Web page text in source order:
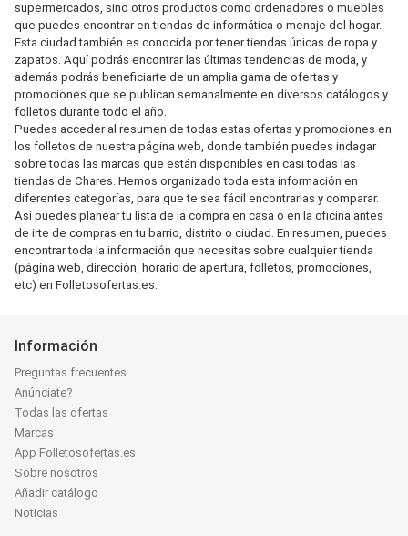
supermercados, sino otros productos como ordenadores o muebles
que puedes encontrar en tiendas de informática o menaje del hogar.
Esta ciudad también es conocida por tener tiendas únicas de ropa y
zapatos. Aquí podrás encontrar las últimas tendencias de moda, y
además podrás beneficiarte de un amplia gama de ofertas y
promociones que se publican semanalmente en diversos catálogos y
folletos durante todo el año.
Puedes acceder al resumen de todas estas ofertas y promociones en
los folletos de nuestra página web, donde también puedes indagar
sobre todas las marcas que están disponibles en casi todas las
tiendas de Chares. Hemos organizado toda esta información en
diferentes categorías, para que te sea fácil encontrarlas y comparar.
Así puedes planear tu lista de la compra en casa o en la oficina antes
de irte de compras en tu barrio, distrito o ciudad. En resumen, puedes
encontrar toda la información que necesitas sobre cualquier tienda
(página web, dirección, horario de apertura, folletos, promociones,
etc) en Folletosofertas.es.
Información
Preguntas frecuentes
Anúnciate?
Todas las ofertas
Marcas
App Folletosofertas.es
Sobre nosotros
Añadir catálogo
Noticias